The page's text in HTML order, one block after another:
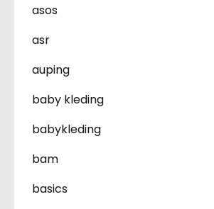
asos
asr
auping
baby kleding
babykleding
bam
basics